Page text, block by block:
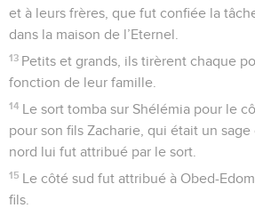
et à leurs frères, que fut confiée la
dans la maison de l’Eternel.
13 Petits et grands, ils tirèrent chaque
fonction de leur famille.
14 Le sort tomba sur Shélémia pour le
pour son fils Zacharie, qui était un
nord lui fut attribué par le sort.
15 Le côté sud fut attribué à Obed-
fils.